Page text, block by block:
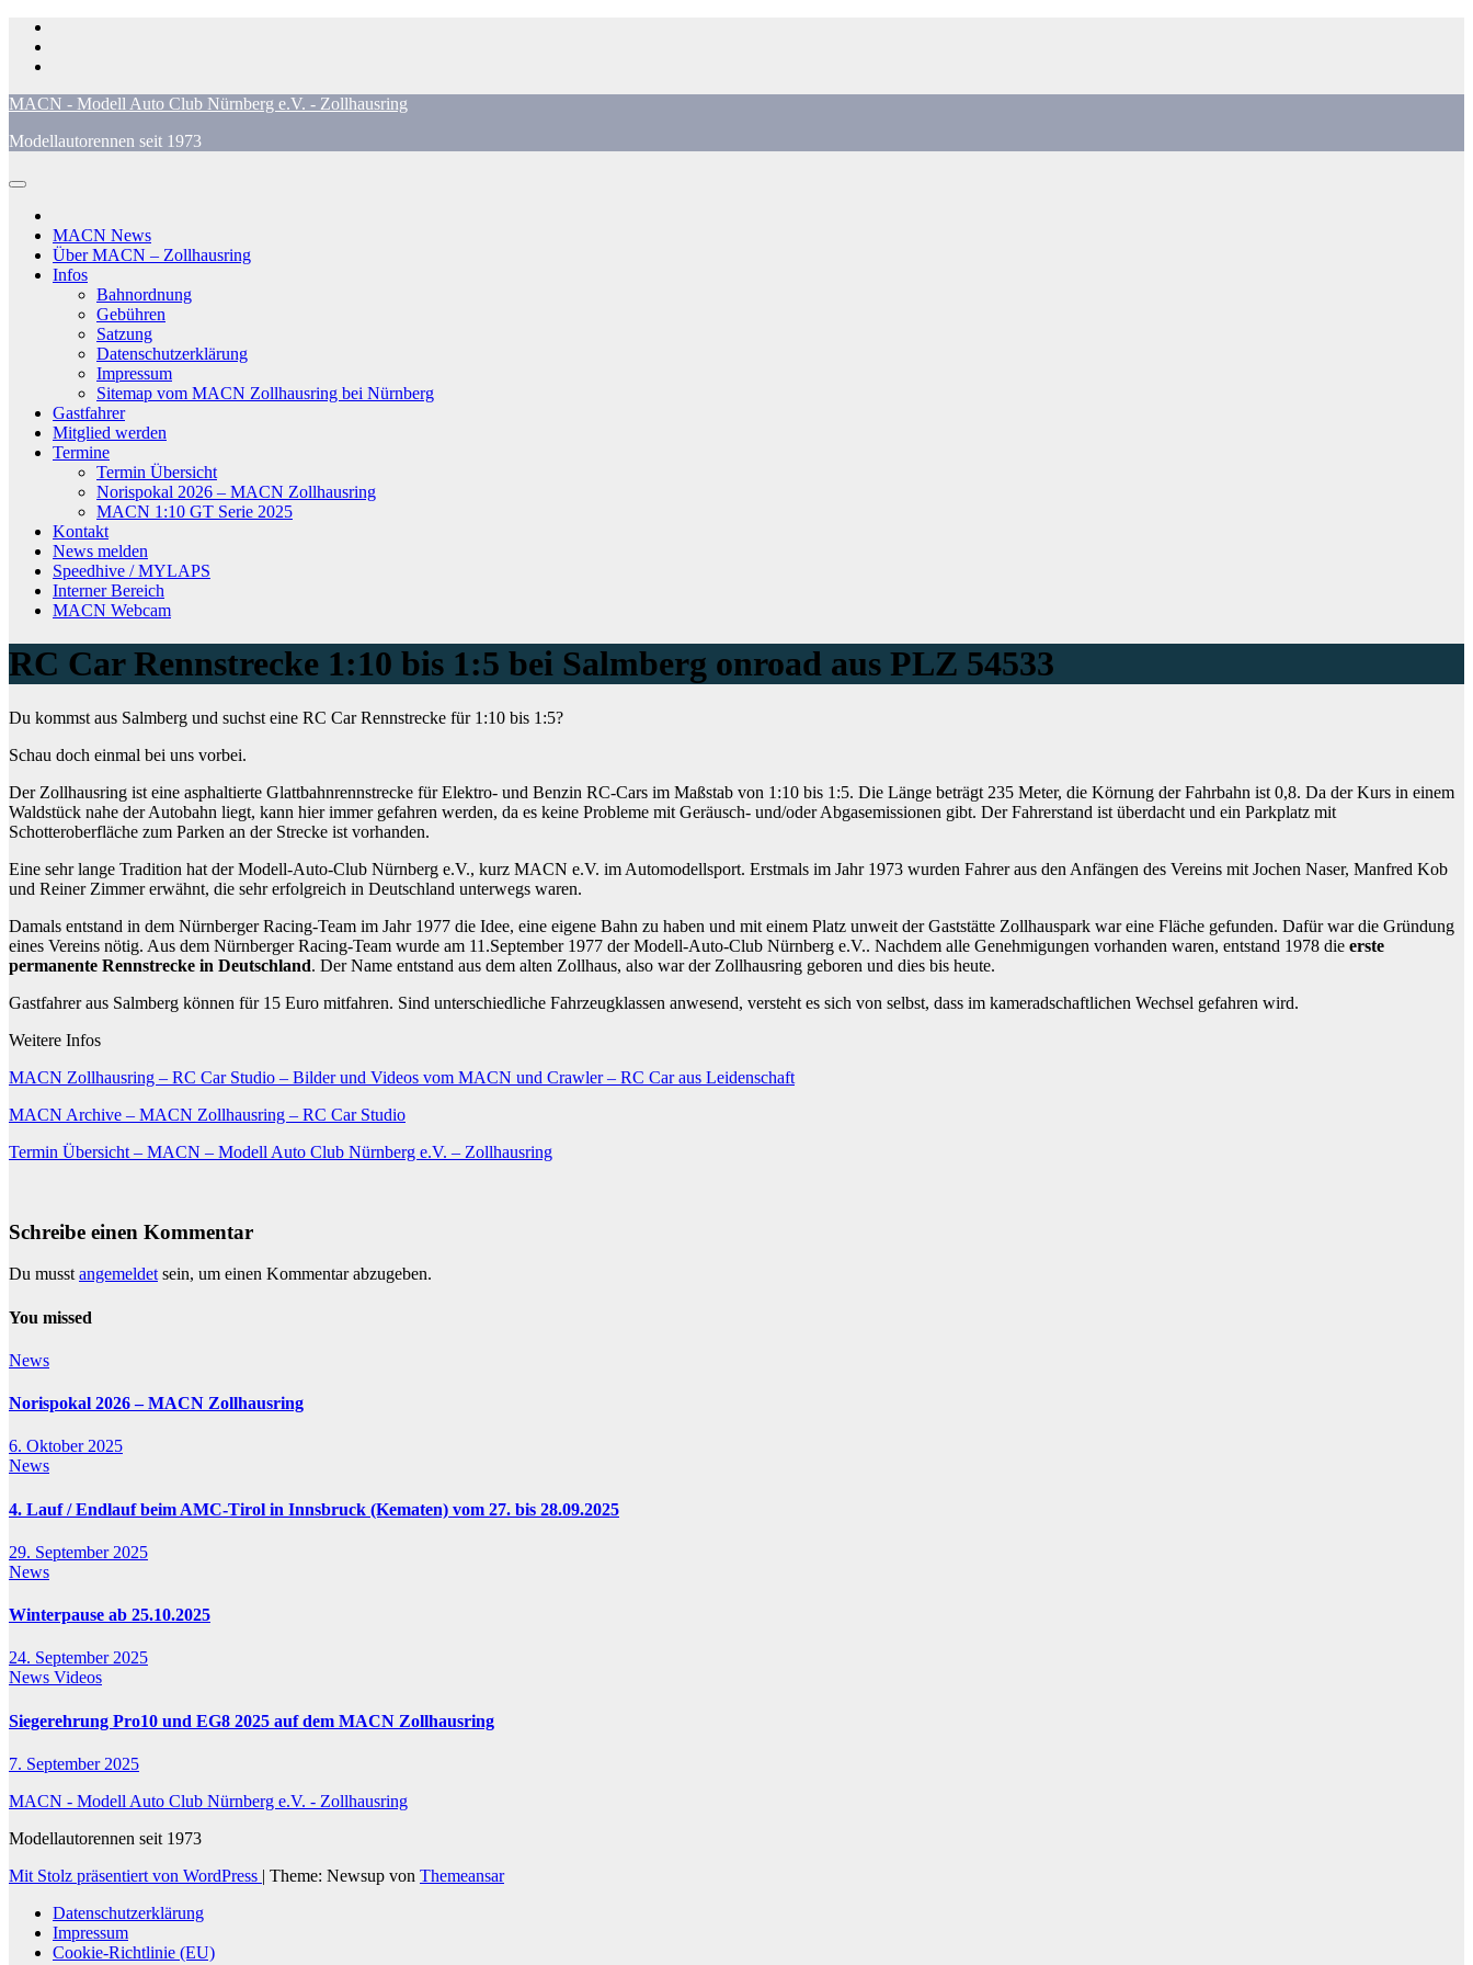
Zum
Inhalt
springen
MACN - Modell Auto Club Nürnberg e.V. - Zollhausring
Modellautorennen seit 1973
MACN News
Über MACN – Zollhausring
Infos
Bahnordnung
Gebühren
Satzung
Datenschutzerklärung
Impressum
Sitemap vom MACN Zollhausring bei Nürnberg
Gastfahrer
Mitglied werden
Termine
Termin Übersicht
Norispokal 2026 – MACN Zollhausring
MACN 1:10 GT Serie 2025
Kontakt
News melden
Speedhive / MYLAPS
Interner Bereich
MACN Webcam
RC Car Rennstrecke 1:10 bis 1:5 bei Salmberg onroad aus PLZ 54533
Du kommst aus Salmberg und suchst eine RC Car Rennstrecke für 1:10 bis 1:5?
Schau doch einmal bei uns vorbei.
Der Zollhausring ist eine asphaltierte Glattbahnrennstrecke für Elektro- und Benzin RC-Cars im Maßstab von 1:10 bis 1:5. Die Länge beträgt 235 Meter, die Körnung der Fahrbahn ist 0,8. Da der Kurs in einem
Waldstück nahe der Autobahn liegt, kann hier immer gefahren werden, da es keine Probleme mit Geräusch- und/oder Abgasemissionen gibt. Der Fahrerstand ist überdacht und ein Parkplatz mit
Schotteroberfläche zum Parken an der Strecke ist vorhanden.
Eine sehr lange Tradition hat der Modell-Auto-Club Nürnberg e.V., kurz MACN e.V. im Automodellsport. Erstmals im Jahr 1973 wurden Fahrer aus den Anfängen des Vereins mit Jochen Naser, Manfred Kob
und Reiner Zimmer erwähnt, die sehr erfolgreich in Deutschland unterwegs waren.
Damals entstand in dem Nürnberger Racing-Team im Jahr 1977 die Idee, eine eigene Bahn zu haben und mit einem Platz unweit der Gaststätte Zollhauspark war eine Fläche gefunden. Dafür war die Gründung
eines Vereins nötig. Aus dem Nürnberger Racing-Team wurde am 11.September 1977 der Modell-Auto-Club Nürnberg e.V.. Nachdem alle Genehmigungen vorhanden waren, entstand 1978 die erste
permanente Rennstrecke in Deutschland. Der Name entstand aus dem alten Zollhaus, also war der Zollhausring geboren und dies bis heute.
Gastfahrer aus Salmberg können für 15 Euro mitfahren. Sind unterschiedliche Fahrzeugklassen anwesend, versteht es sich von selbst, dass im kameradschaftlichen Wechsel gefahren wird.
Weitere Infos
MACN Zollhausring – RC Car Studio – Bilder und Videos vom MACN und Crawler – RC Car aus Leidenschaft
MACN Archive – MACN Zollhausring – RC Car Studio
Termin Übersicht – MACN – Modell Auto Club Nürnberg e.V. – Zollhausring
Schreibe einen Kommentar
Du musst angemeldet sein, um einen Kommentar abzugeben.
You missed
News
Norispokal 2026 – MACN Zollhausring
6. Oktober 2025
News
4. Lauf / Endlauf beim AMC-Tirol in Innsbruck (Kematen) vom 27. bis 28.09.2025
29. September 2025
News
Winterpause ab 25.10.2025
24. September 2025
News Videos
Siegerehrung Pro10 und EG8 2025 auf dem MACN Zollhausring
7. September 2025
MACN - Modell Auto Club Nürnberg e.V. - Zollhausring
Modellautorennen seit 1973
Mit Stolz präsentiert von WordPress | Theme: Newsup von Themeansar
Datenschutzerklärung
Impressum
Cookie-Richtlinie (EU)